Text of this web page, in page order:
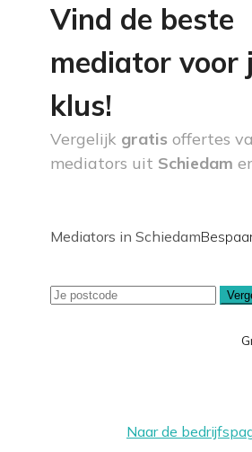
Vind de beste
mediator voor
klus!
Vergelijk gratis offertes
mediators uit Schiedam
Mediators in Schiedam
Naar de